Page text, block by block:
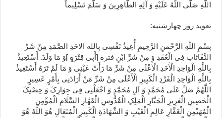
اللَّهِ صَلَّی اللَّهُ عَلَیْهِ وَ آلِهِ الطَّاهِرِینَ وَ سَلَّمَ تَسْلِیماً
تعویذ روز چهارشنبه:
بِسْمِ اللّهِ الرَّحْمنِ الرَّحِیمِ أُعِیذُ نَفْسِی بِالله الاحَدِ الصَّمَدِ مِنْ شَرِّ
النَّفّاثاتِ فِی الْعُقَدِ وَ مِنْ شَرِّ ابْنِ فترة [أَبِی قِتْرَةٍ ]وَ مَا وَلَدَ. أَسْتَعِیذُ
بِاللَّهِ الْوَاحِدِ الْأَحَدِ الْأَعْلَی مِنْ شَرِّ مَا رَأَتْ عَیْنِی وَ مَا لَمْ تَرَهُ أَسْتَعِیذُ
بِاللَّهِ الْوَاحِدِ الْفَرْدِ الْکَبِیرِ الْأَعْلَی مِنْ شَرِّ مَنْ أَرَادَنِی بِأَمْرٍ عَسِیرٍ
اللَّهُمَّ صَلِّ عَلَی مُحَمَّدٍ وَ آلِ مُحَمَّدٍ وَ اجْعَلْنِی فِی جِوَارِکَ وَ حِصْنِکَ
الْحَصِینِ الْعَزِیزِ الْجَبَّارِ الْمَلِکِ الْقُدُّوسِ الْقَهَّارِ السَّلَامِ الْمُؤْمِنِ
الْمُهَیْمِنِ الْغَفَّارِ عَالِمِ الْغَیْبِ وَ الشَّهَادَةِ الْکَبِیرِ الْمُتَعَالِ هُوَ اللَّهُ هُوَ